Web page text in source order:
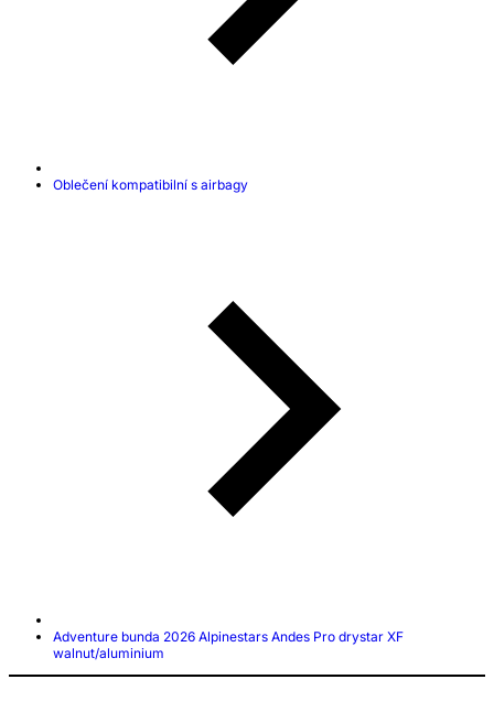
Oblečení kompatibilní s airbagy
Adventure bunda 2026 Alpinestars Andes Pro drystar XF
walnut/aluminium